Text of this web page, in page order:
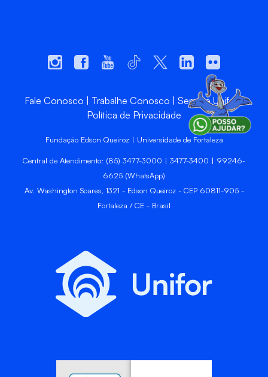
Fale Conosco Trabalhe Conosco
Sempre Unifor
Política de Privacidade
Fundação Edson Queiroz | Universidade de Fortaleza
Central de Atendimento: (85) 3477-3000 | 3477-3400 | 99246-
6625 (WhatsApp)
Av. Washington Soares, 1321 - Edson Queiroz - CEP 60811-905 -
Fortaleza / CE - Brasil